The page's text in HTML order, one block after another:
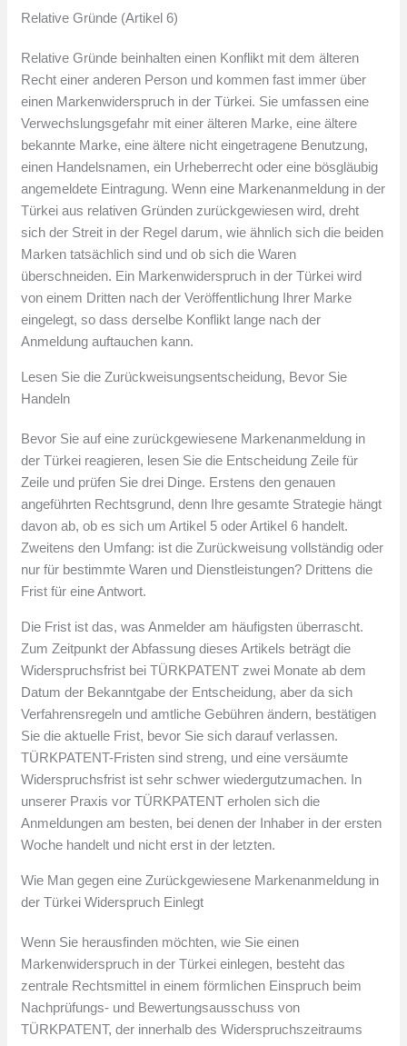
Relative Gründe (Artikel 6)
Relative Gründe beinhalten einen Konflikt mit dem älteren
Recht einer anderen Person und kommen fast immer über
einen Markenwiderspruch in der Türkei. Sie umfassen eine
Verwechslungsgefahr mit einer älteren Marke, eine ältere
bekannte Marke, eine ältere nicht eingetragene Benutzung,
einen Handelsnamen, ein Urheberrecht oder eine bösgläubig
angemeldete Eintragung. Wenn eine Markenanmeldung in der
Türkei aus relativen Gründen zurückgewiesen wird, dreht
sich der Streit in der Regel darum, wie ähnlich sich die beiden
Marken tatsächlich sind und ob sich die Waren
überschneiden. Ein Markenwiderspruch in der Türkei wird
von einem Dritten nach der Veröffentlichung Ihrer Marke
eingelegt, so dass derselbe Konflikt lange nach der
Anmeldung auftauchen kann.
Lesen Sie die Zurückweisungsentscheidung, Bevor Sie
Handeln
Bevor Sie auf eine zurückgewiesene Markenanmeldung in
der Türkei reagieren, lesen Sie die Entscheidung Zeile für
Zeile und prüfen Sie drei Dinge. Erstens den genauen
angeführten Rechtsgrund, denn Ihre gesamte Strategie hängt
davon ab, ob es sich um Artikel 5 oder Artikel 6 handelt.
Zweitens den Umfang: ist die Zurückweisung vollständig oder
nur für bestimmte Waren und Dienstleistungen? Drittens die
Frist für eine Antwort.
Die Frist ist das, was Anmelder am häufigsten überrascht.
Zum Zeitpunkt der Abfassung dieses Artikels beträgt die
Widerspruchsfrist bei TÜRKPATENT zwei Monate ab dem
Datum der Bekanntgabe der Entscheidung, aber da sich
Verfahrensregeln und amtliche Gebühren ändern, bestätigen
Sie die aktuelle Frist, bevor Sie sich darauf verlassen.
TÜRKPATENT-Fristen sind streng, und eine versäumte
Widerspruchsfrist ist sehr schwer wiedergutzumachen. In
unserer Praxis vor TÜRKPATENT erholen sich die
Anmeldungen am besten, bei denen der Inhaber in der ersten
Woche handelt und nicht erst in der letzten.
Wie Man gegen eine Zurückgewiesene Markenanmeldung in
der Türkei Widerspruch Einlegt
Wenn Sie herausfinden möchten, wie Sie einen
Markenwiderspruch in der Türkei einlegen, besteht das
zentrale Rechtsmittel in einem förmlichen Einspruch beim
Nachprüfungs- und Bewertungsausschuss von
TÜRKPATENT, der innerhalb des Widerspruchszeitraums